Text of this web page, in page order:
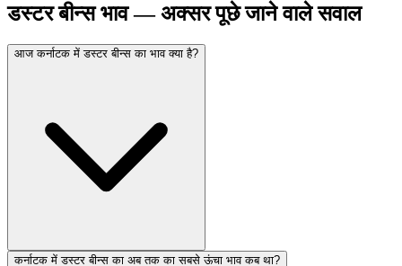
डस्टर बीन्स भाव — अक्सर पूछे जाने वाले सवाल
आज कर्नाटक में डस्टर बीन्स का भाव क्या है?
कर्नाटक में डस्टर बीन्स का अब तक का सबसे ऊंचा भाव कब था?